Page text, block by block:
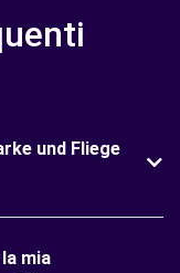
und Fliege
mia